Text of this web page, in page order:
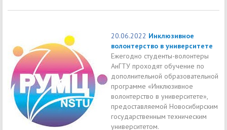
20.06.2022 Инклюзивное
волонтерство в университете
Ежегодно студенты-волонтеры
АнГТУ проходят обучение по
дополнительной образовательной
программе «Инклюзивное
волонтерство в университете»,
предоставляемой Новосибирским
государственным техническим
университетом.